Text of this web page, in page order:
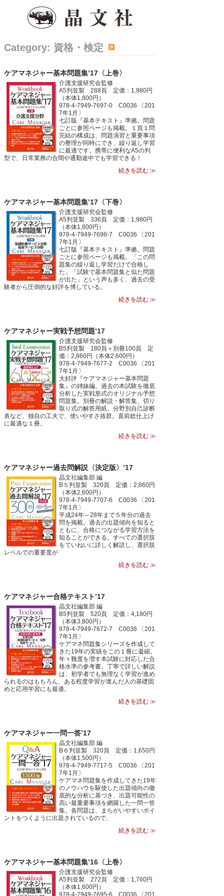
Category: 資格・検定
ケアマネジャー基本問題集’17〈上巻〉
介護支援研究会監修
A5判並製 288頁 定価：1,980円
（本体1,800円）
978-4-7949-7697-0 C0036 〔201
7年1月〕
七訂版『基本テキスト』準拠。問題
ごとに参照ページも掲載。１頁１問
完結の構成は、問題演習と重要事項
の整理が同時にでき、繰り返し学習
に最適です。携帯に便利なA5の判
型で、日常業務の合間や通勤途中でも学習できる！
続きを読む ≫
ケアマネジャー基本問題集’17〈下巻〉
介護支援研究会監修
A5判並製 336頁 定価：1,980円
（本体1,800円）
978-4-7949-7698-7 C0036 〔201
7年1月〕
七訂版『基本テキスト』準拠。問題
ごとに参照ページも掲載。「この問
題集の繰り返し学習だけで合格し
た」「試験で基本問題集と似た問題
が出た」という声も多く、過去の受
験者から圧倒的な好評を博している。
続きを読む ≫
ケアマネジャー実戦予想問題’17
介護支援研究会監修
B5判並製 180頁＋別冊100頁 定
価：2,860円（本体2,600円）
978-4-7949-7677-2 C0036 〔201
7年1月〕
大好評『ケアマネジャー基本問題
集』の姉妹編。過去の本試験を徹底
分析した実戦形式のオリジナル予想
問題集。別冊の解説・解答集、切り
取り式の解答用紙、分野別自己診断
表など、独自の工夫で、使いやすさ抜群。直前総仕上げ
に最適な１冊。
続きを読む ≫
ケアマネジャー過去問解説〈決定版〉’17
晶文社編集部 編
B５判並製 320頁 定価：2,860円
（本体2,600円）
978-4-7949-7707-6 C0036 〔201
7年1月〕
平成24年～28年まで５年分の過去
問を掲載。過去の出題傾向を知ると
ともに、合格につながる学習方法を
知ることができる。すべての選択肢
をていねいに詳しく解説し、選択肢
レベルでの重要度が
続きを読む ≫
ケアマネジャー合格テキスト’17
晶文社編集部 編
B5判並製 520頁 定価：4,180円
（本体3,800円）
978-4-7949-7672-7 C0036 〔201
7年1月〕
ケアマネ問題集シリーズを作成して
きた19年の実績をこの１冊に凝縮。
年々難度を増す本試験に対応した合
格水準の参考書。丁寧で詳しい解説
は、初学者でも無理なく学習が進め
られるのはもちろん、ある程度学習が進んだ人の基礎固
めと応用学習にも最適。
続きを読む ≫
ケアマネジャー一問一答’17
晶文社編集部 編
B６判並製 320頁 定価：1,650円
（本体1,500円）
978-4-7949-7717-5 C0036 〔201
7年1月〕
ケアマネ問題集を作成してきた19年
のノウハウを駆使した出題傾向の徹
底的な分析に基づき、出題可能性の
高い最重要事項を網羅した一問一答
集。各問題は、まちがいやすいポイ
ントをつくように出題されているので、
続きを読む ≫
ケアマネジャー基本問題集’16〈上巻〉
介護支援研究会監修
A5判並製 272頁 定価：1,760円
（本体1,600円）
978-4-7949-7695-6 C0036 〔201